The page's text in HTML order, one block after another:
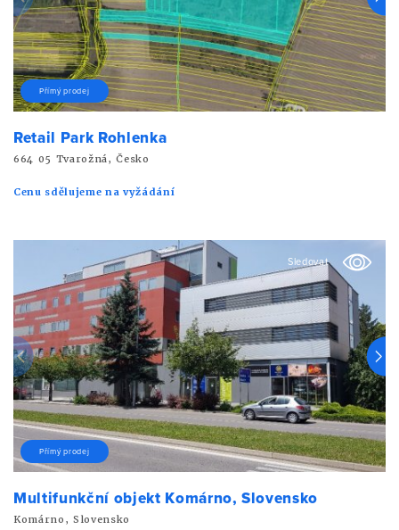
Přímý prodej
Retail Park Rohlenka
664 05 Tvarožná, Česko
Cenu sdělujeme na vyžádání
Sledovat
Přímý prodej
Multifunkční objekt Komárno, Slovensko
Komárno, Slovensko